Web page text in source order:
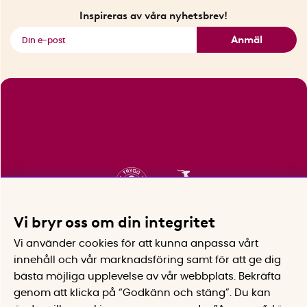
Inspireras av våra nyhetsbrev!
Anmäl
Vi bryr oss om din integritet
Vi använder cookies för att kunna anpassa vårt
innehåll och vår marknadsföring samt för att ge dig
bästa möjliga upplevelse av vår webbplats.
Bekräfta
genom att klicka på “Godkänn och stäng”. Du kan